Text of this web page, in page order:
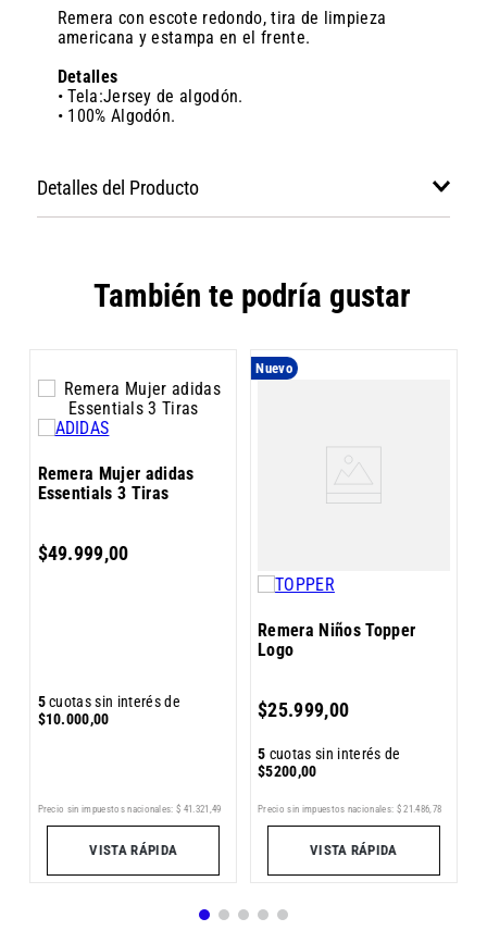
Remera con escote redondo, tira de limpieza
americana y estampa en el frente.
Detalles
• Tela:Jersey de algodón.
• 100% Algodón.
Detalles del Producto
También te podría gustar
Remera Mujer adidas
Essentials 3 Tiras
$49.999,00
5cuotas sin interés de
$10.000,00
Precio sin impuestos nacionales: $ 41.321 ,49
VISTA RÁPIDA
Nuevo
Remera Niños Topper
Logo
$25.999,00
5 cuotas sin interés de
$5200,00
Precio sin impuestos nacionales: $ 21 .486,78
VISTA RÁPIDA